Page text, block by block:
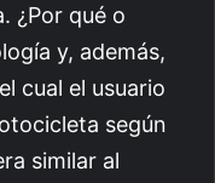
¿Por qué o
y, además,
cual el usuario
según
similar al